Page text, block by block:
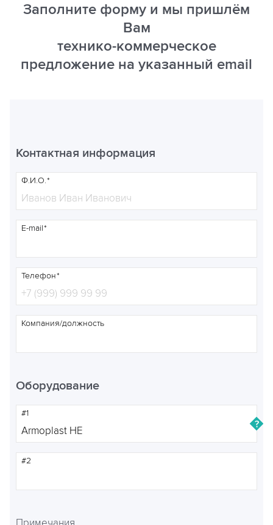
Заполните форму и мы пришлём
Вам
технико-коммерческое
предложение на указанный email
Контактная информация
Ф.И.О.
E-mail
Телефон
Компания/должность
Оборудование
#1
#2